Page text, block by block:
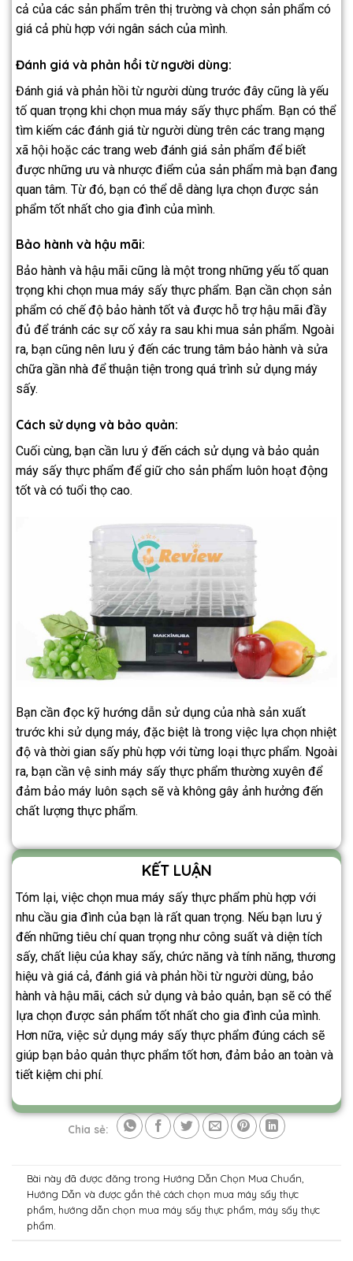
cả của các sản phẩm trên thị trường và chọn sản phẩm có
giá cả phù hợp với ngân sách của mình.
Đánh giá và phản hồi từ người dùng:
Đánh giá và phản hồi từ người dùng trước đây cũng là yếu
tố quan trọng khi chọn mua máy sấy thực phẩm. Bạn có thể
tìm kiếm các đánh giá từ người dùng trên các trang mạng
xã hội hoặc các trang web đánh giá sản phẩm để biết
được những ưu và nhược điểm của sản phẩm mà bạn đang
quan tâm. Từ đó, bạn có thể dễ dàng lựa chọn được sản
phẩm tốt nhất cho gia đình của mình.
Bảo hành và hậu mãi:
Bảo hành và hậu mãi cũng là một trong những yếu tố quan
trọng khi chọn mua máy sấy thực phẩm. Bạn cần chọn sản
phẩm có chế độ bảo hành tốt và được hỗ trợ hậu mãi đầy
đủ để tránh các sự cố xảy ra sau khi mua sản phẩm. Ngoài
ra, bạn cũng nên lưu ý đến các trung tâm bảo hành và sửa
chữa gần nhà để thuận tiện trong quá trình sử dụng máy
sấy.
Cách sử dụng và bảo quản:
Cuối cùng, bạn cần lưu ý đến cách sử dụng và bảo quản
máy sấy thực phẩm để giữ cho sản phẩm luôn hoạt động
tốt và có tuổi thọ cao.
Bạn cần đọc kỹ hướng dẫn sử dụng của nhà sản xuất
trước khi sử dụng máy, đặc biệt là trong việc lựa chọn nhiệt
độ và thời gian sấy phù hợp với từng loại thực phẩm. Ngoài
ra, bạn cần vệ sinh máy sấy thực phẩm thường xuyên để
đảm bảo máy luôn sạch sẽ và không gây ảnh hưởng đến
chất lượng thực phẩm.
KẾT LUẬN
Tóm lại, việc chọn mua máy sấy thực phẩm phù hợp với
nhu cầu gia đình của bạn là rất quan trọng. Nếu bạn lưu ý
đến những tiêu chí quan trọng như công suất và diện tích
sấy, chất liệu của khay sấy, chức năng và tính năng, thương
hiệu và giá cả, đánh giá và phản hồi từ người dùng, bảo
hành và hậu mãi, cách sử dụng và bảo quản, bạn sẽ có thể
lựa chọn được sản phẩm tốt nhất cho gia đình của mình.
Hơn nữa, việc sử dụng máy sấy thực phẩm đúng cách sẽ
giúp bạn bảo quản thực phẩm tốt hơn, đảm bảo an toàn và
tiết kiệm chi phí.
Chia sẻ:
Bài này đã được đăng trong Hướng Dẫn Chọn Mua Chuẩn
Hướng Dẫn và được gắn thẻcách chọn mua máy sấy thực
phẩm hướng dẫn chọn mua máy sấy thực phẩm máy sấy thực
phẩm